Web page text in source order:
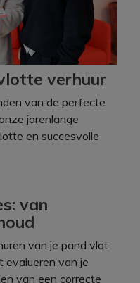
verhuur
van de perfecte
jarenlange
en succesvolle
van
van je pand vlot
evalueren van je
van een correcte